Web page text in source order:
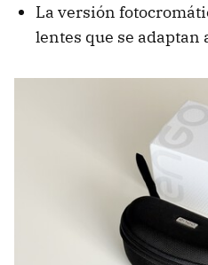
La versión
lentes que se adaptan